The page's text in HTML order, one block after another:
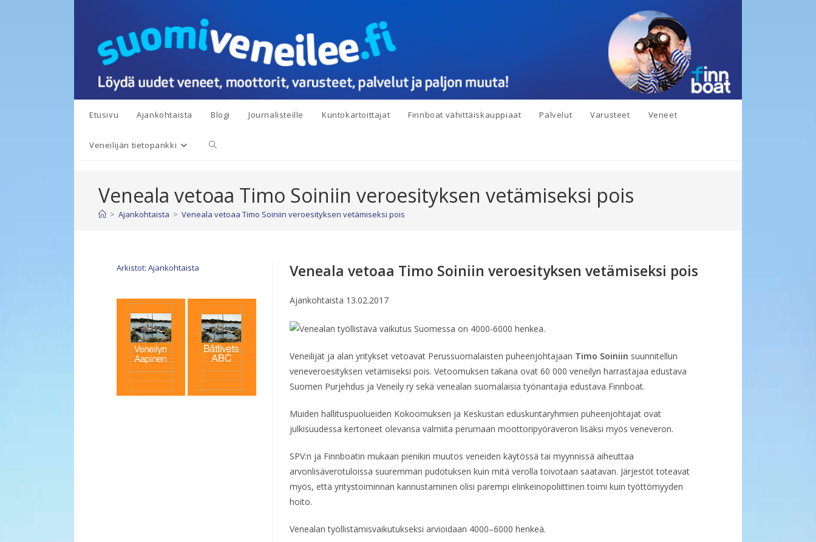
Etusivu Ajankohtaista Blogi Journalisteille Kuntokartoittajat Finnboat vähittäiskauppiaat Palvelut Varusteet Veneet
Veneilijän tietopankki Toggle
search
Veneala vetoaa Timo Soiniin veroesityksen vetämiseksi pois
> Ajankohtaista > Veneala vetoaa Timo Soiniin veroesityksen vetämiseksi pois
Arkistot: Ajankohtaista Veneala vetoaa Timo Soiniin veroesityksen vetämiseksi pois
Ajankohtaista 13.02.2017
Veneilijät ja alan yritykset vetoavat Perussuomalaisten puheenjohtajaan Timo Soiniin suunnitellun
veneveroesityksen vetämiseksi pois. Vetoomuksen takana ovat 60 000 veneilyn harrastajaa edustava
Suomen Purjehdus ja Veneily ry sekä venealan suomalaisia työnantajia edustava Finnboat.
Muiden hallituspuolueiden Kokoomuksen ja Keskustan eduskuntaryhmien puheenjohtajat ovat
julkisuudessa kertoneet olevansa valmiita perumaan moottoripyöräveron lisäksi myös veneveron.
SPV:n ja Finnboatin mukaan pienikin muutos veneiden käytössä tai myynnissä aiheuttaa
arvonlisäverotuloissa suuremman pudotuksen kuin mitä verolla toivotaan saatavan. Järjestöt toteavat
myös, että yritystoiminnan kannustaminen olisi parempi elinkeinopoliittinen toimi kuin työttömyyden
hoito.
Venealan työllistämisvaikutukseksi arvioidaan 4000–6000 henkeä.